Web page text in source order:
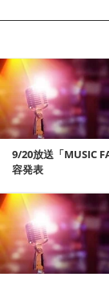
9/20放送「MUSIC
容発表